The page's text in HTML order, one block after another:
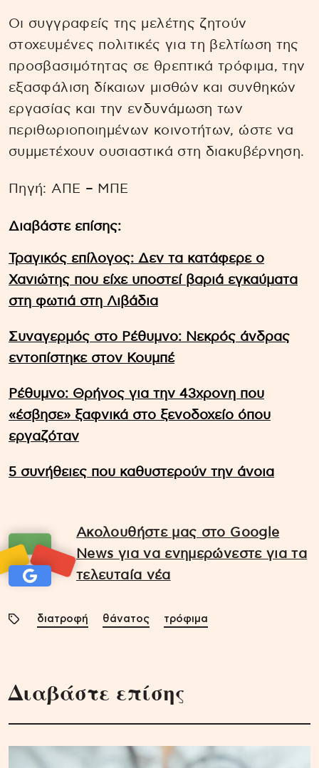
Οι συγγραφείς της μελέτης ζητούν
στοχευμένες πολιτικές για τη βελτίωση της
προσβασιμότητας σε θρεπτικά τρόφιμα, την
εξασφάλιση δίκαιων μισθών και συνθηκών
εργασίας και την ενδυνάμωση των
περιθωριοποιημένων κοινοτήτων, ώστε να
συμμετέχουν ουσιαστικά στη διακυβέρνηση.
Πηγή: ΑΠΕ – ΜΠΕ
Διαβάστε επίσης:
Τραγικός επίλογος: Δεν τα κατάφερε ο
Χανιώτης που είχε υποστεί βαριά εγκαύματα
στη φωτιά στη Λιβάδια
Συναγερμός στο Ρέθυμνο: Νεκρός άνδρας
εντοπίστηκε στον Κουμπέ
Ρέθυμνο: Θρήνος για την 43χρονη που
«έσβησε» ξαφνικά στο ξενοδοχείο όπου
εργαζόταν
5 συνήθειες που καθυστερούν την άνοια
Ακολουθήστε μας στο Google
News για να ενημερώνεστε για τα
τελευταία νέα
διατροφή θάνατος τρόφιμα
Διαβάστε επίσης